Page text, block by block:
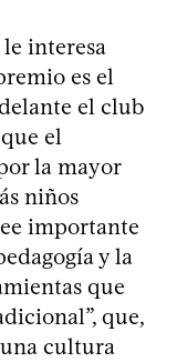
interesa
es el
el club
el
la mayor
niños
importante
y la
que
que,
una cultura